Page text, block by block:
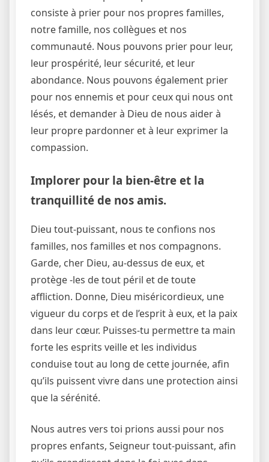
consiste à prier pour nos propres familles,
notre famille, nos collègues et nos
communauté. Nous pouvons prier pour leur,
leur prospérité, leur sécurité, et leur
abondance. Nous pouvons également prier
pour nos ennemis et pour ceux qui nous ont
lésés, et demander à Dieu de nous aider à
leur propre pardonner et à leur exprimer la
compassion.
Implorer pour la bien-être et la
tranquillité de nos amis.
Dieu tout-puissant, nous te confions nos
familles, nos familles et nos compagnons.
Garde, cher Dieu, au-dessus de eux, et
protège -les de tout péril et de toute
affliction. Donne, Dieu miséricordieux, une
vigueur du corps et de l’esprit à eux, et la paix
dans leur cœur. Puisses-tu permettre ta main
forte les esprits veille et les individus
conduise tout au long de cette journée, afin
qu’ils puissent vivre dans une protection ainsi
que la sérénité.
Nous autres vers toi prions aussi pour nos
propres enfants, Seigneur tout-puissant, afin